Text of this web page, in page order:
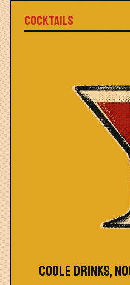
COCKTAILS
COOLE DRINKS,